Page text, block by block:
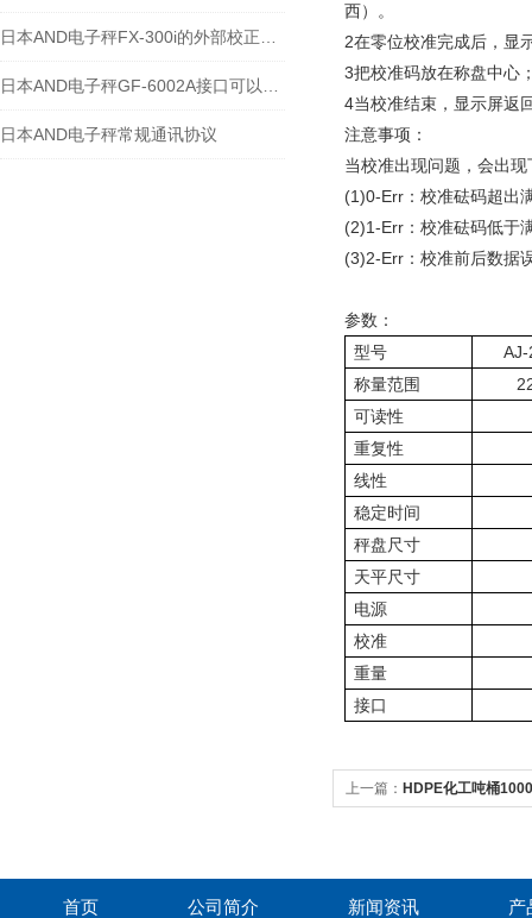
日本AND电子秤常规通讯协议
西）。
2在零位校准完成后，显
3把校准码放在称盘中心
4当校准结束，显示屏返
注意事项：
当校准出现问题，会出
(1)0-Err ：校准砝码超出
(2)1-Err ：校准砝码低于
(3)2-Err ：校准前后数据
参数：
型号
AJ-
称量范围
可读性
重复性
线性
稳定时间
秤盘尺寸
天平尺寸
电源
校准
重量
接口
上一篇： HDPE化工吨桶
首页 公司简介 新闻资讯 产